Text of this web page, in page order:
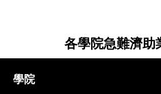
各學院急難濟助
學院